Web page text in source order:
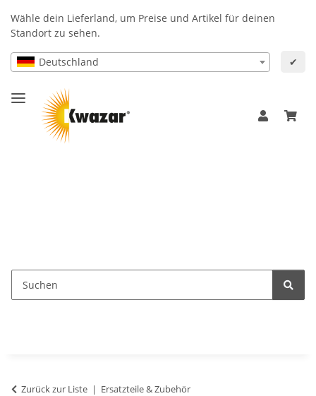
Wähle dein Lieferland, um Preise und Artikel für deinen
Standort zu sehen.
Deutschland ✔
Zurück zur Liste Ersatzteile & Zubehör